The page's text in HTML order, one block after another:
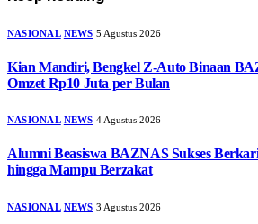
NASIONAL NEWS 5 Agustus 2026
Kian Mandiri, Bengkel Z-Auto Binaan
Omzet Rp10 Juta per Bulan
NASIONAL NEWS 4 Agustus 2026
Alumni Beasiswa BAZNAS Sukses
hingga Mampu Berzakat
NASIONAL NEWS 3 Agustus 2026